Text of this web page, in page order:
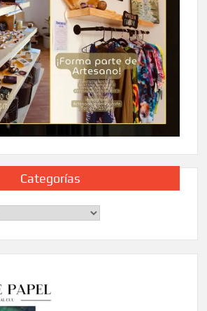
Categorías